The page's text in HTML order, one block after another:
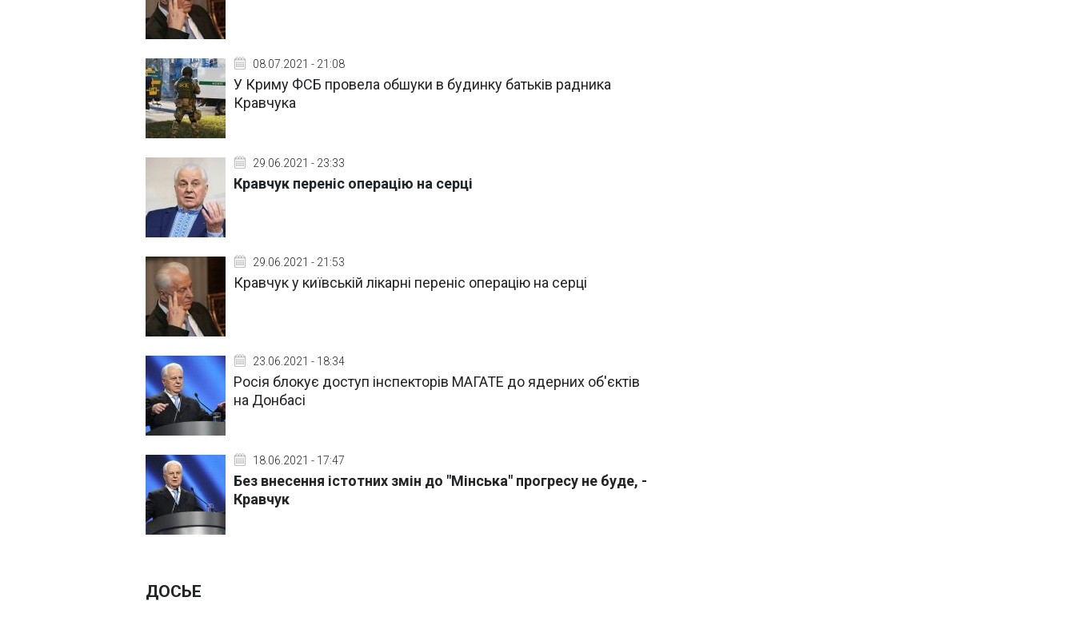
08.07.2021 - 21:08
У Криму ФСБ провела обшуки в будинку батьків радника
Кравчука
29.06.2021 - 23:33
Кравчук переніс операцію на серці
29.06.2021 - 21:53
Кравчук у київській лікарні переніс операцію на серці
23.06.2021 - 18:34
Росія блокує доступ інспекторів МАГАТЕ до ядерних об'єктів
на Донбасі
18.06.2021 - 17:47
Без внесення істотних змін до "Мінська" прогресу не буде, -
Кравчук
ДОСЬЕ